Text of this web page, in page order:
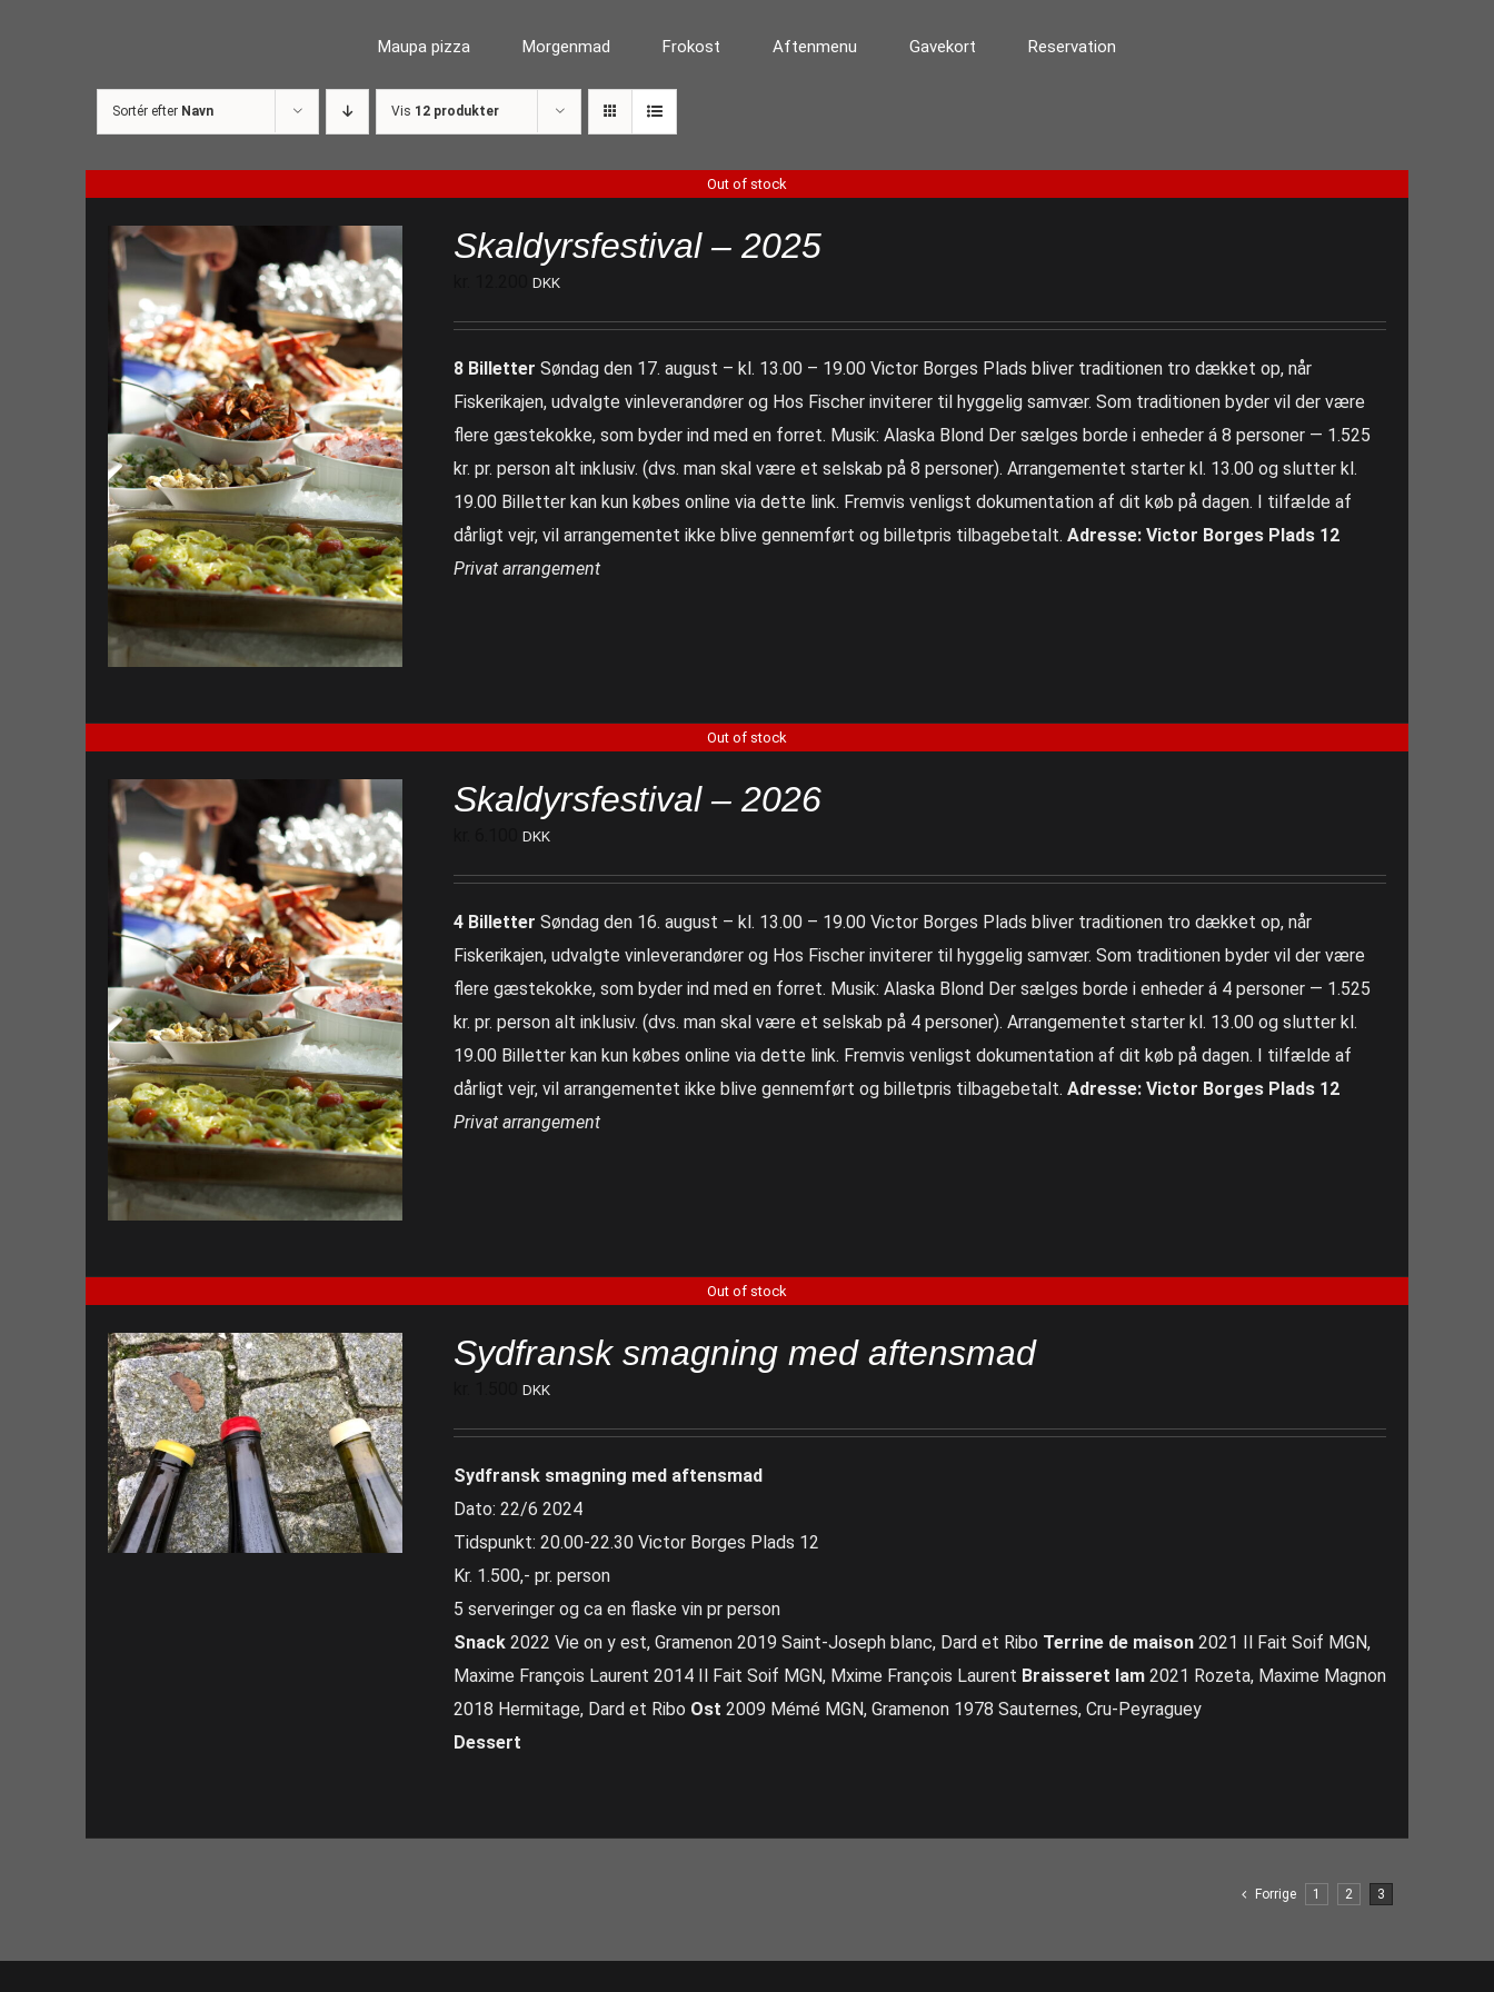
Maupa pizza Morgenmad Frokost Aftenmenu Gavekort Reservation
Sortér efter Navn Vis 12 produkter
Out of stock
Skaldyrsfestival – 2025
DKK
8 Billetter Søndag den 17. august – kl. 13.00 – 19.00 Victor Borges Plads bliver traditionen tro dækket op, når
Fiskerikajen, udvalgte vinleverandører og Hos Fischer inviterer til hyggelig samvær. Som traditionen byder vil der være
flere gæstekokke, som byder ind med en forret. Musik: Alaska Blond Der sælges borde i enheder á 8 personer — 1.525
kr. pr. person alt inklusiv. (dvs. man skal være et selskab på 8 personer). Arrangementet starter kl. 13.00 og slutter kl.
19.00 Billetter kan kun købes online via dette link. Fremvis venligst dokumentation af dit køb på dagen. I tilfælde af
dårligt vejr, vil arrangementet ikke blive gennemført og billetpris tilbagebetalt. Adresse: Victor Borges Plads 12
Privat arrangement
Out of stock
Skaldyrsfestival – 2026
DKK
4 Billetter Søndag den 16. august – kl. 13.00 – 19.00 Victor Borges Plads bliver traditionen tro dækket op, når
Fiskerikajen, udvalgte vinleverandører og Hos Fischer inviterer til hyggelig samvær. Som traditionen byder vil der være
flere gæstekokke, som byder ind med en forret. Musik: Alaska Blond Der sælges borde i enheder á 4 personer — 1.525
kr. pr. person alt inklusiv. (dvs. man skal være et selskab på 4 personer). Arrangementet starter kl. 13.00 og slutter kl.
19.00 Billetter kan kun købes online via dette link. Fremvis venligst dokumentation af dit køb på dagen. I tilfælde af
dårligt vejr, vil arrangementet ikke blive gennemført og billetpris tilbagebetalt. Adresse: Victor Borges Plads 12
Privat arrangement
Out of stock
Sydfransk smagning med aftensmad
DKK
Sydfransk smagning med aftensmad
Dato: 22/6 2024
Tidspunkt: 20.00-22.30 Victor Borges Plads 12
Kr. 1.500,- pr. person
5 serveringer og ca en flaske vin pr person
Snack2022 Vie on y est, Gramenon 2019 Saint-Joseph blanc, Dard et Ribo Terrine de maison2021 Il Fait Soif MGN,
Maxime François Laurent 2014 Il Fait Soif MGN, Mxime François Laurent Braisseret lam2021 Rozeta, Maxime Magnon
2018 Hermitage, Dard et Ribo Ost 2009 Mémé MGN, Gramenon 1978 Sauternes, Cru-Peyraguey
Dessert
Forrige 1 2 3